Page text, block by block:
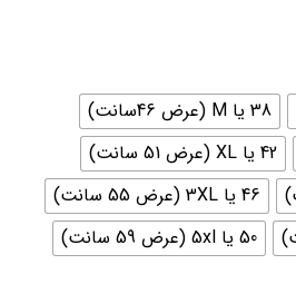
38 یا M (عرض 46سانت)
42 یا XL (عرض 51 سانت)
46 یا 3XL (عرض 55 سانت)
50 یا 5xl (عرض 59 سانت)